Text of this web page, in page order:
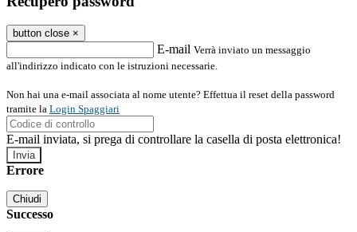
button close ×
E-mail Verrà inviato un messaggio
all'indirizzo indicato con le istruzioni necessarie.
Non hai una e-mail associata al nome utente? Effettua il reset della password
tramite la Login Spaggiari
E-mail inviata, si prega di controllare la casella di posta elettronica!
Errore
Chiudi
Successo